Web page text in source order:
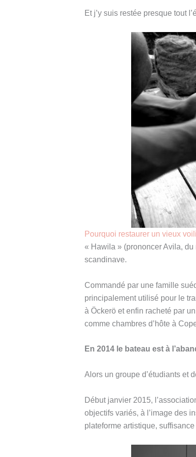
Et j’y suis restée presque tout
Pourquoi restaurer un vieux
« Hawila » (prononcer Avila,
scandinave.
Commandé par une famille
principalement utilisé pour le
à Öckerö et enfin racheté par
comme chambres d’hôte à
En 2014 le bateau est à
Alors un groupe d’étudiants et
Début janvier 2015,
objectifs variés, à l’image des
plateforme artistique,